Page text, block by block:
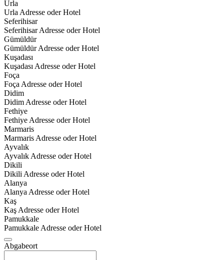
Urla
Urla Adresse oder Hotel
Seferihisar
Seferihisar Adresse oder Hotel
Gümüldür
Gümüldür Adresse oder Hotel
Kuşadası
Kuşadası Adresse oder Hotel
Foça
Foça Adresse oder Hotel
Didim
Didim Adresse oder Hotel
Fethiye
Fethiye Adresse oder Hotel
Marmaris
Marmaris Adresse oder Hotel
Ayvalık
Ayvalık Adresse oder Hotel
Dikili
Dikili Adresse oder Hotel
Alanya
Alanya Adresse oder Hotel
Kaş
Kaş Adresse oder Hotel
Pamukkale
Pamukkale Adresse oder Hotel
Abgabeort